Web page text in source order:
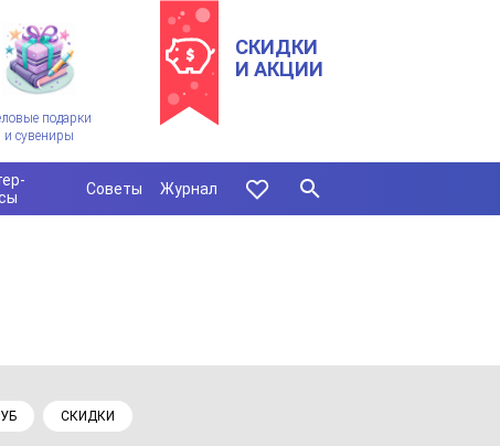
подарки
и сувениры
СКИДКИ
И АКЦИИ
Советы Журнал
СКИДКИ